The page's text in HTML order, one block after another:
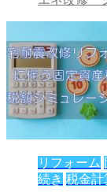
リフォーム
続き 税金計